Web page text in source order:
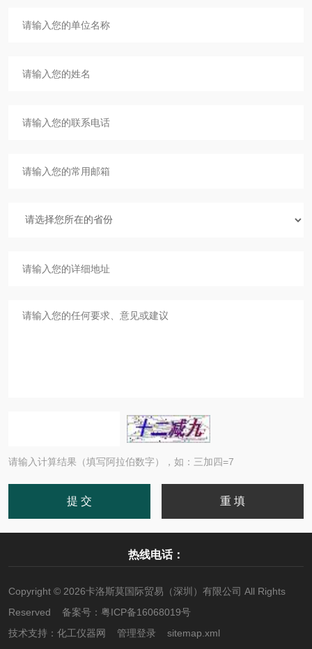
请输入计算结果（填写阿拉伯数字），如：三加四=7
热线电话：
Copyright © 2026卡洛斯莫国际贸易（深圳）有限公司 All Rights
Reserved 备案号： 粤ICP备16068019号
技术支持： 化工仪器网 管理登录 sitemap.xml